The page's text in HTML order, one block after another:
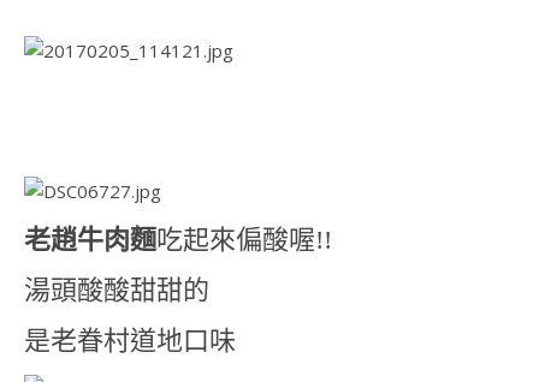
老趙牛肉麵吃起來偏酸喔!!
湯頭酸酸甜甜的
是老眷村道地口味